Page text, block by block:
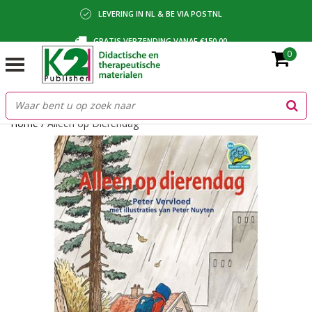
LEVERING IN NL & BE VIA POSTNL
GRATIS VERZENDING VANAF €150,00
BETALING VIA IDEAL, BANCONTACT OF FACTUUR
0
Home/Alleen op Dierendag